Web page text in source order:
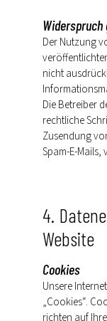
Widerspruch
Der Nutzung
nicht
Die Betreiber
rechtliche
Zusendung
Spam-E-Mails,
4.
Website
Cookies
Unsere
„Cookies“.
richten auf